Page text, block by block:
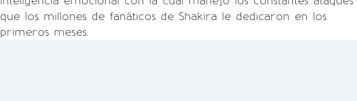
que los millones de fanáticos de Shakira le dedicaron en los
primeros meses.